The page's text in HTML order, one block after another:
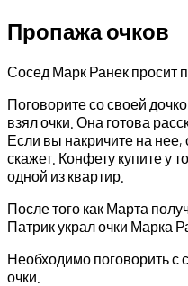
Пропажа очков
Сосед Марк Ранек просит
Поговорите со своей
взял очки. Она готова
Если вы накричите на нее,
скажет. Конфету купите у
одной из квартир.
После того как Марта
Патрик украл очки Марка
Необходимо поговорить с
очки.